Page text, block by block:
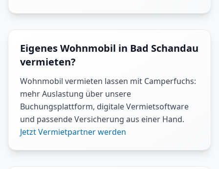
Eigenes Wohnmobil in Bad Schandau
vermieten?
Wohnmobil vermieten lassen mit Camperfuchs:
mehr Auslastung über unsere
Buchungsplattform, digitale Vermietsoftware
und passende Versicherung aus einer Hand.
Jetzt Vermietpartner werden